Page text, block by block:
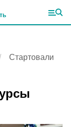
Стартовали